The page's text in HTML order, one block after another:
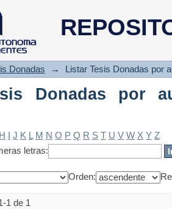
Donadas por
Donadas → Listar Tesis Donadas por
Donadas por
H I J K L M N O P Q R S T U V W X Y Z
letras:
Orden:
1 de 1